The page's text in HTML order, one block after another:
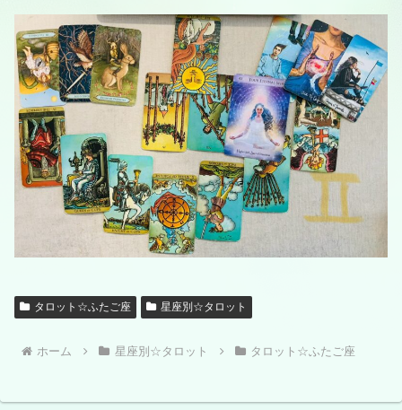
タロット☆ふたご座 星座別☆タロット
ホーム 星座別☆タロット タロット☆ふたご座